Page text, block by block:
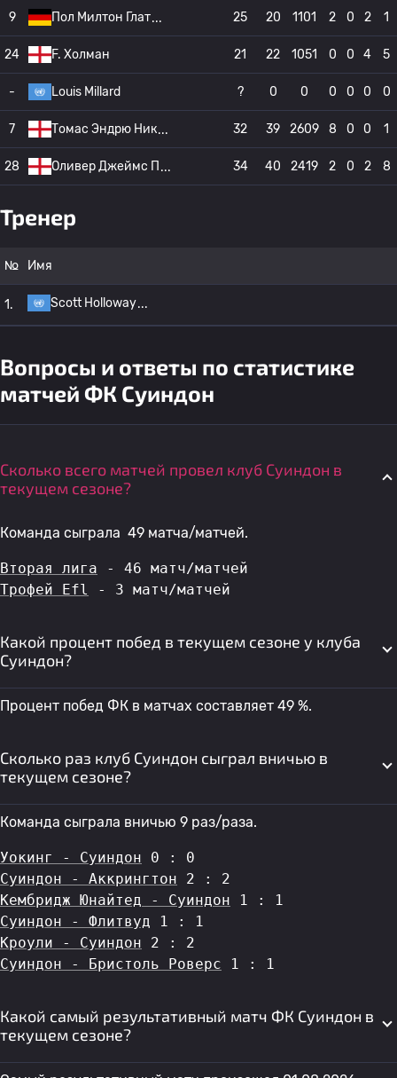
9 Пол Милтон Глат 25 20 1101 2 0 2 1
24 F. Холман 21 22 1051 0 0 4 5
- Louis Millard ? 0 0 0 0 0 0
7 Томас Эндрю Ник 32 39 2609 8 0 0 1
28 Оливер Джеймс П 34 40 2419 2 0 2 8
Тренер
№ Имя
1. Scott Holloway
Вопросы и ответы по статистике
матчей ФК Суиндон
Сколько всего матчей провел клуб Суиндон в
текущем сезоне?
Команда сыграла 49 матча/матчей.
Вторая лига - 46 матч/матчей
Трофей Efl
- 3 матч/матчей
Какой процент побед в текущем сезоне у клуба
Суиндон?
Процент побед ФК в матчах составляет 49 %.
Сколько раз клуб Суиндон сыграл вничью в
текущем сезоне?
Команда сыграла вничью 9 раз/раза.
Уокинг - Суиндон 0 : 0
Суиндон - Аккрингтон 2 : 2
Кембридж Юнайтед - Суиндон 1 : 1
Суиндон - Флитвуд 1 : 1
Кроули - Суиндон 2 : 2
Суиндон - Бристоль Роверс 1 : 1
Какой самый результативный матч ФК Суиндон в
текущем сезоне?